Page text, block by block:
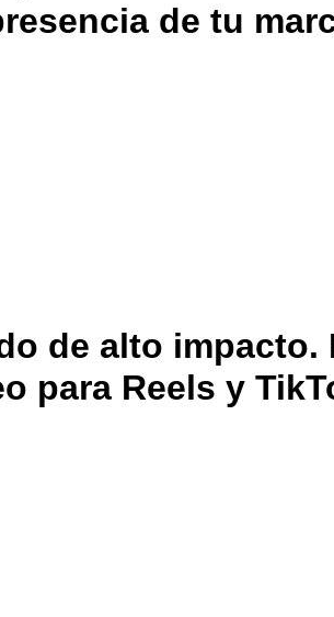
de tu
de alto impacto.
para Reels y